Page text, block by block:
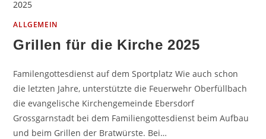
ALLGEMEIN
Grillen für die Kirche 2025
Familengottesdienst auf dem Sportplatz Wie auch schon
die letzten Jahre, unterstützte die Feuerwehr Oberfüllbach
die evangelische Kirchengemeinde Ebersdorf
Grossgarnstadt bei dem Familiengottesdienst beim Aufbau
und beim Grillen der Bratwürste. Bei…